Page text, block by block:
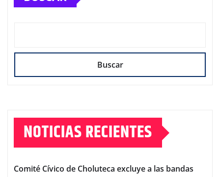
Buscar
NOTICIAS RECIENTES
Comité Cívico de Choluteca excluye a las bandas